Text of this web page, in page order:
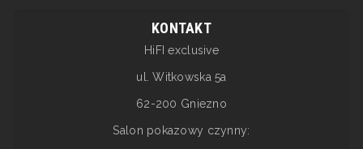
KONTAKT
HiFI exclusive
ul. Witkowska 5a
62-200 Gniezno
Salon pokazowy czynny: